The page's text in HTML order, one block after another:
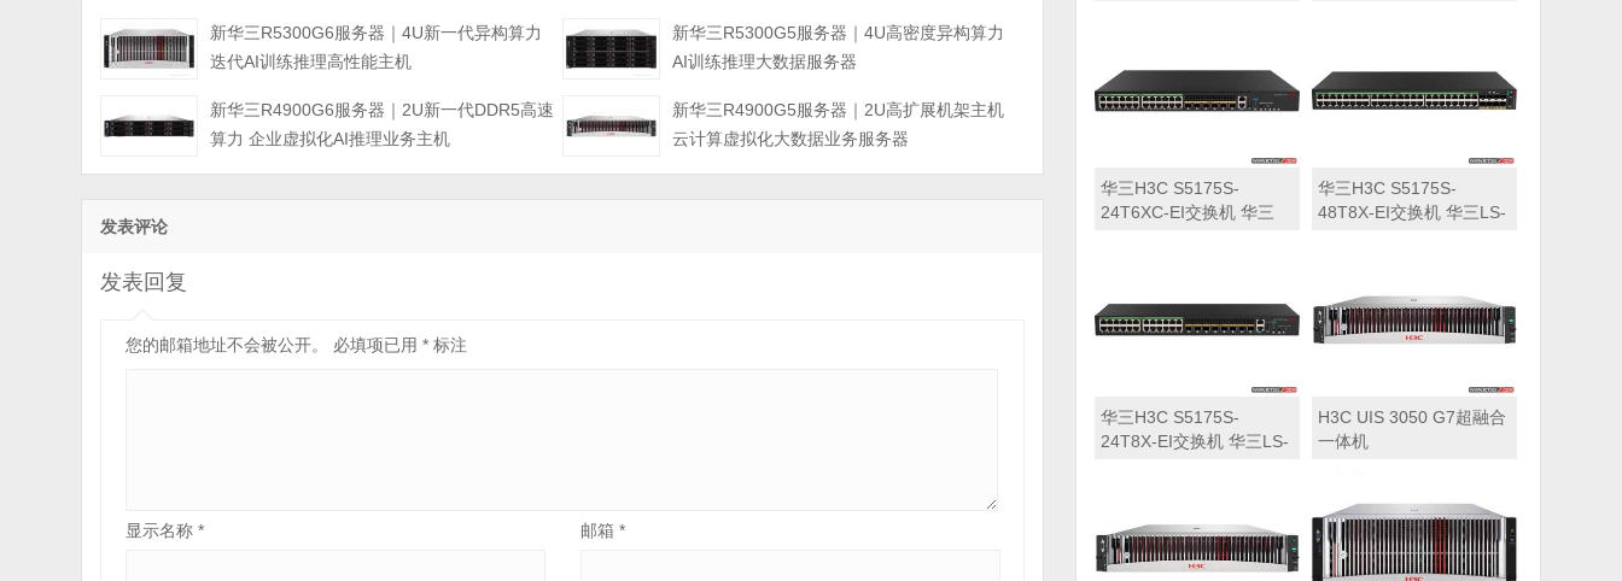
新华三R5300G6服务器｜4U新一代异构算力
迭代AI训练推理高性能主机
新华三R5300G5服务器｜4U高密度异构算力
AI训练推理大数据服务器
新华三R4900G6服务器｜2U新一代DDR5高速
算力 企业虚拟化AI推理业务主机
新华三R4900G5服务器｜2U高扩展机架主机
云计算虚拟化大数据业务服务器
发表评论
发表回复
您的邮箱地址不会被公开。 必填项已用* 标注
显示名称* 邮箱 *
华三H3C S5175S-
24T6XC-EI交换机 华三
华三H3C S5175S-
48T8X-EI交换机 华三LS-
华三H3C S5175S-
24T8X-EI交换机 华三LS-
H3C UIS 3050 G7超融合
一体机